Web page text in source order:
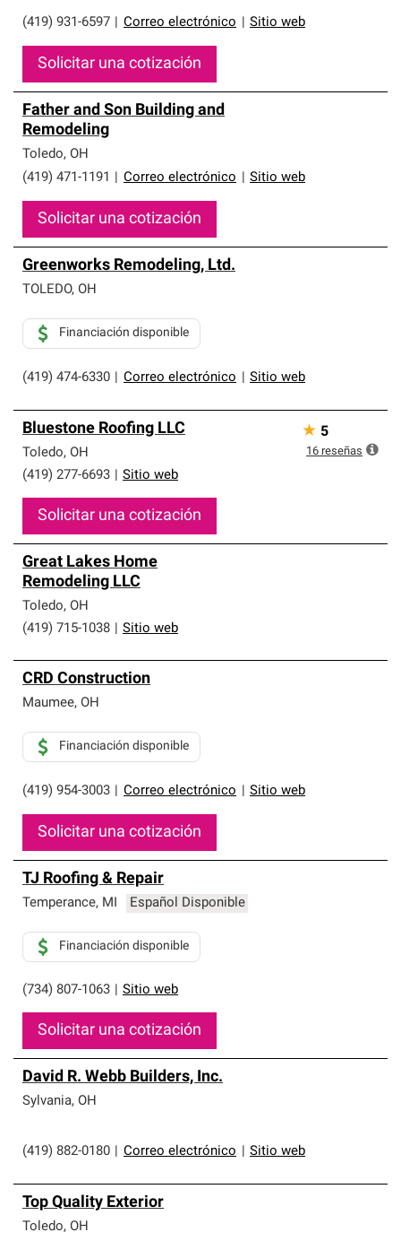
(419) 931-6597 Correo electrónico Sitio web
Solicitar una cotización
Father and Son Building and
Remodeling
Toledo, OH
(419) 471-1191
Correo electrónico Sitio web
Solicitar una cotización
Greenworks Remodeling, Ltd.
TOLEDO, OH
(419) 474-6330 Correo electrónico Sitio web
Financiación disponible
Bluestone Roofing LLC
Toledo, OH
(419) 277-6693
Sitio web
Solicitar una cotización
★ 5
16 reseñas
Great Lakes Home
Remodeling LLC
Toledo, OH
(419) 715-1038
Sitio web
CRD Construction
Maumee, OH
(419) 954-3003 Correo electrónico Sitio web
Financiación disponible
Solicitar una cotización
TJ Roofing & Repair
Temperance, MI Español Disponible
(734) 807-1063 Sitio web
Financiación disponible
Solicitar una cotización
David R. Webb Builders, Inc.
Sylvania, OH
(419) 882-0180 Correo electrónico Sitio web
Top Quality Exterior
Toledo, OH